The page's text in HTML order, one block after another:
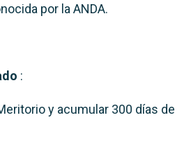
por la ANDA.
:
y acumular 300 días de